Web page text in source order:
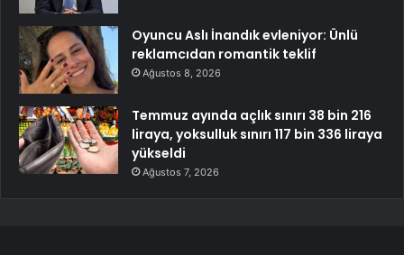
Oyuncu Aslı İnandık evleniyor: Ünlü
reklamcıdan romantik teklif
Ağustos 8, 2026
Temmuz ayında açlık sınırı 38 bin 216
liraya, yoksulluk sınırı 117 bin 336 liraya
yükseldi
Ağustos 7, 2026